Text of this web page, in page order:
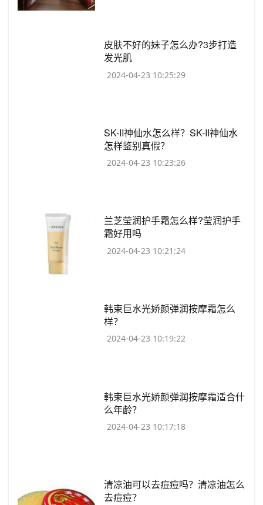
​皮肤不好的妹子怎么办?3步打造
发光肌
2024-04-23 10:25:29
​SK-II神仙水怎么样？SK-II神仙水
怎样鉴别真假？
2024-04-23 10:23:26
​兰芝莹润护手霜怎么样?莹润护手
霜好用吗
2024-04-23 10:21:24
​韩束巨水光娇颜弹润按摩霜怎么
样？
2024-04-23 10:19:22
​韩束巨水光娇颜弹润按摩霜适合什
么年龄？
2024-04-23 10:17:18
​清凉油可以去痘痘吗？清凉油怎么
去痘痘？